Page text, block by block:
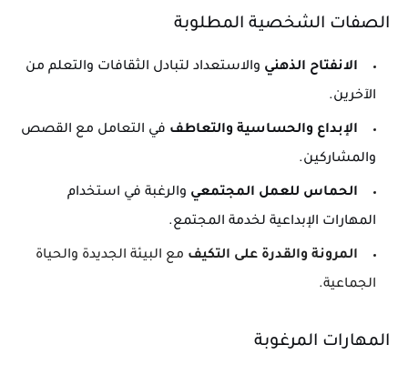
الصفات الشخصية المطلوبة
الانفتاح الذهني والاستعداد لتبادل الثقافات والتعلم من
الآخرين.
الإبداع والحساسية والتعاطف في التعامل مع القصص
والمشاركين.
الحماس للعمل المجتمعي والرغبة في استخدام
المهارات الإبداعية لخدمة المجتمع.
المرونة والقدرة على التكيف مع البيئة الجديدة والحياة
الجماعية.
المهارات المرغوبة